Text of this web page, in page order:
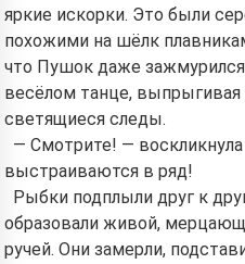
яркие искорки. Это были
похожими на шёлк
что Пушок даже
весёлом танце, выпрыгивая
светящиеся следы.
— Смотрите! —
выстраиваются в ряд!
Рыбки подплыли друг к
образовали живой,
ручей. Они замерли,